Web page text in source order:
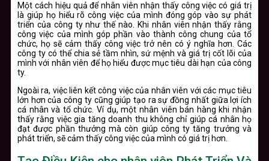
Một cách hiệu quả để nhân viên nhận thấy công việc có giá trị
là giúp họ hiểu rõ công việc của mình đóng góp vào sự phát
triển của công ty như thế nào. Khi nhân viên nhận thấy rằng
công việc của mình góp phần vào thành công chung của tổ
chức, họ sẽ cảm thấy công việc trở nên có ý nghĩa hơn. Các
công ty có thể chia sẻ tầm nhìn, sứ mệnh và giá trị cốt lõi của
mình với nhân viên để họ hiểu được mục tiêu dài hạn của công
ty.
Ngoài ra, việc liên kết công việc của nhân viên với các mục tiêu
lớn hơn của công ty cũng giúp tạo ra sự đồng nhất giữa lợi ích
cá nhân và tổ chức. Ví dụ, một nhân viên bán hàng khi nhận
thấy rằng việc gia tăng doanh thu không chỉ giúp cá nhân họ
đạt được phần thưởng mà còn giúp công ty tăng trưởng và
phát triển, sẽ cảm thấy công việc của mình có giá trị hơn.